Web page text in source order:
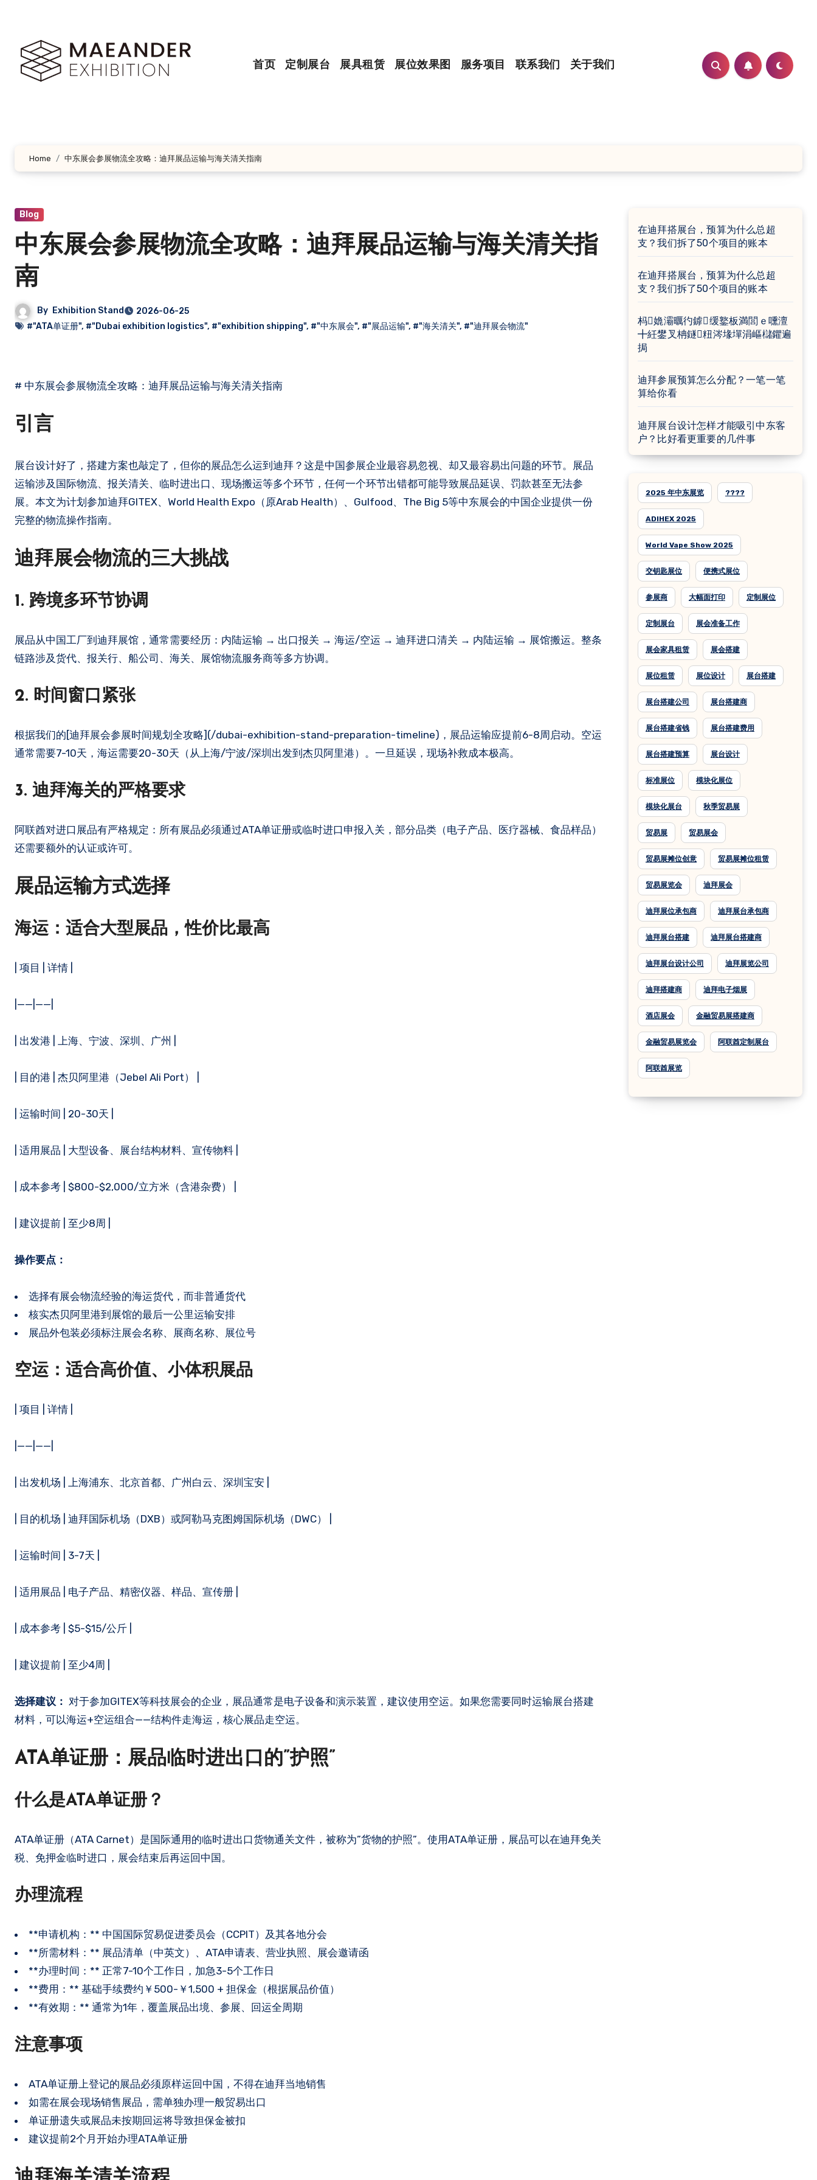
首页 定制展台 展具租赁 展位效果图 服务项目 联系我们 关于我们
Home 中东展会参展物流全攻略：迪拜展品运输与海关清关指南
Blog
中东展会参展物流全攻略：迪拜展品运输与海关清关指
南
By Exhibition Stand
2026-06-25
#"ATA单证册", #"Dubai exhibition logistics", #"exhibition shipping", #"中东展会", #"展品运输", #"海关清关", #"迪拜展会物流"
# 中东展会参展物流全攻略：迪拜展品运输与海关清关指南
引言
展台设计好了，搭建方案也敲定了，但你的展品怎么运到迪拜？这是中国参展企业最容易忽视、却又最容易出问题的环节。展品
运输涉及国际物流、报关清关、临时进出口、现场搬运等多个环节，任何一个环节出错都可能导致展品延误、罚款甚至无法参
展。本文为计划参加迪拜GITEX、World Health Expo（原Arab Health）、Gulfood、The Big 5等中东展会的中国企业提供一份
完整的物流操作指南。
迪拜展会物流的三大挑战
1. 跨境多环节协调
展品从中国工厂到迪拜展馆，通常需要经历：内陆运输 → 出口报关 → 海运/空运 → 迪拜进口清关 → 内陆运输 → 展馆搬运。整条
链路涉及货代、报关行、船公司、海关、展馆物流服务商等多方协调。
2. 时间窗口紧张
根据我们的[迪拜展会参展时间规划全攻略](/dubai-exhibition-stand-preparation-timeline)，展品运输应提前6-8周启动。空运
通常需要7-10天，海运需要20-30天（从上海/宁波/深圳出发到杰贝阿里港）。一旦延误，现场补救成本极高。
3. 迪拜海关的严格要求
阿联酋对进口展品有严格规定：所有展品必须通过ATA单证册或临时进口申报入关，部分品类（电子产品、医疗器械、食品样品）
还需要额外的认证或许可。
展品运输方式选择
海运：适合大型展品，性价比最高
| 项目 | 详情 |
|——|——|
| 出发港 | 上海、宁波、深圳、广州 |
| 目的港 | 杰贝阿里港（Jebel Ali Port） |
| 运输时间 | 20-30天 |
| 适用展品 | 大型设备、展台结构材料、宣传物料 |
| 成本参考 | $800-$2,000/立方米（含港杂费） |
| 建议提前 | 至少8周 |
操作要点：
选择有展会物流经验的海运货代，而非普通货代
核实杰贝阿里港到展馆的最后一公里运输安排
展品外包装必须标注展会名称、展商名称、展位号
空运：适合高价值、小体积展品
| 项目 | 详情 |
|——|——|
| 出发机场 | 上海浦东、北京首都、广州白云、深圳宝安 |
| 目的机场 | 迪拜国际机场（DXB）或阿勒马克图姆国际机场（DWC） |
| 运输时间 | 3-7天 |
| 适用展品 | 电子产品、精密仪器、样品、宣传册 |
| 成本参考 | $5-$15/公斤 |
| 建议提前 | 至少4周 |
选择建议： 对于参加GITEX等科技展会的企业，展品通常是电子设备和演示装置，建议使用空运。如果您需要同时运输展台搭建
材料，可以海运+空运组合——结构件走海运，核心展品走空运。
ATA单证册：展品临时进出口的”护照”
什么是ATA单证册？
ATA单证册（ATA Carnet）是国际通用的临时进出口货物通关文件，被称为”货物的护照”。使用ATA单证册，展品可以在迪拜免关
税、免押金临时进口，展会结束后再运回中国。
办理流程
**申请机构：** 中国国际贸易促进委员会（CCPIT）及其各地分会
**所需材料：** 展品清单（中英文）、ATA申请表、营业执照、展会邀请函
**办理时间：** 正常7-10个工作日，加急3-5个工作日
**费用：** 基础手续费约￥500-￥1,500 + 担保金（根据展品价值）
**有效期：** 通常为1年，覆盖展品出境、参展、回运全周期
注意事项
ATA单证册上登记的展品必须原样运回中国，不得在迪拜当地销售
如需在展会现场销售展品，需单独办理一般贸易出口
单证册遗失或展品未按期回运将导致担保金被扣
建议提前2个月开始办理ATA单证册
在迪拜搭展台，预算为什么总超
支？我们拆了50个项目的账本
在迪拜搭展台，预算为什么总超
支？我们拆了50个项目的账本
杩嫓灞曞彴鎼缓鐜板満閭ｅ嚑澶
╋紝鐢叉柟鐩粈涔堟墠涓嶇櫧鑺遍
挶
迪拜参展预算怎么分配？一笔一笔
算给你看
迪拜展台设计怎样才能吸引中东客
户？比好看更重要的几件事
2025 年中东展览 ????
ADIHEX 2025
World Vape Show 2025
交钥匙展位 便携式展位
参展商 大幅面打印 定制展位
定制展台 展会准备工作
展会家具租赁 展会搭建
展位租赁 展位设计 展台搭建
展台搭建公司 展台搭建商
展台搭建省钱 展台搭建费用
展台搭建预算 展台设计
标准展位 模块化展位
模块化展台 秋季贸易展
贸易展 贸易展会
贸易展摊位创意 贸易展摊位租赁
贸易展览会 迪拜展会
迪拜展位承包商 迪拜展台承包商
迪拜展台搭建 迪拜展台搭建商
迪拜展台设计公司 迪拜展览公司
迪拜搭建商 迪拜电子烟展
酒店展会 金融贸易展搭建商
金融贸易展览会 阿联酋定制展台
阿联酋展览